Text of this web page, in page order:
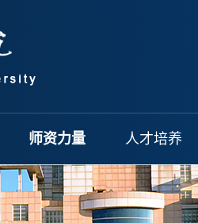
师资力量 人才培养